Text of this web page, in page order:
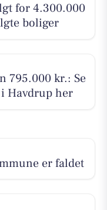
for 4.300.000
boliger
795.000 kr.: Se
Havdrup her
er faldet